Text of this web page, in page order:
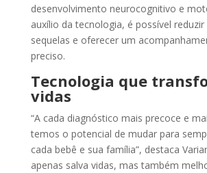
desenvolvimento neurocognitivo e
auxílio da tecnologia, é possível
sequelas e oferecer um
preciso.
Tecnologia que
vidas
“A cada diagnóstico mais precoce e
temos o potencial de mudar para
cada bebê e sua família”, destaca
apenas salva vidas, mas também